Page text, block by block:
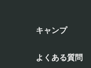
キャンプ
よくある質問